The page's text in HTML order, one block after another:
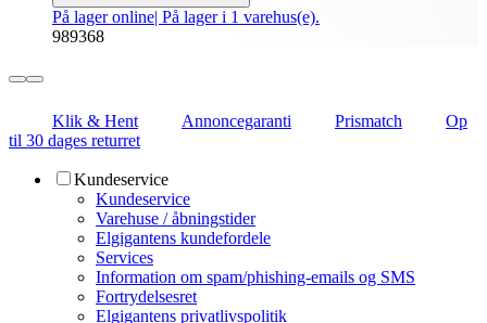
På lager online| På lager i 1 varehus(e).
989368
Klik & Hent Annoncegaranti Prismatch
Op
til 30 dages returret
Kundeservice
Kundeservice
Varehuse / åbningstider
Elgigantens kundefordele
Services
Information om spam/phishing-emails og SMS
Fortrydelsesret
Elgigantens privatlivspolitik